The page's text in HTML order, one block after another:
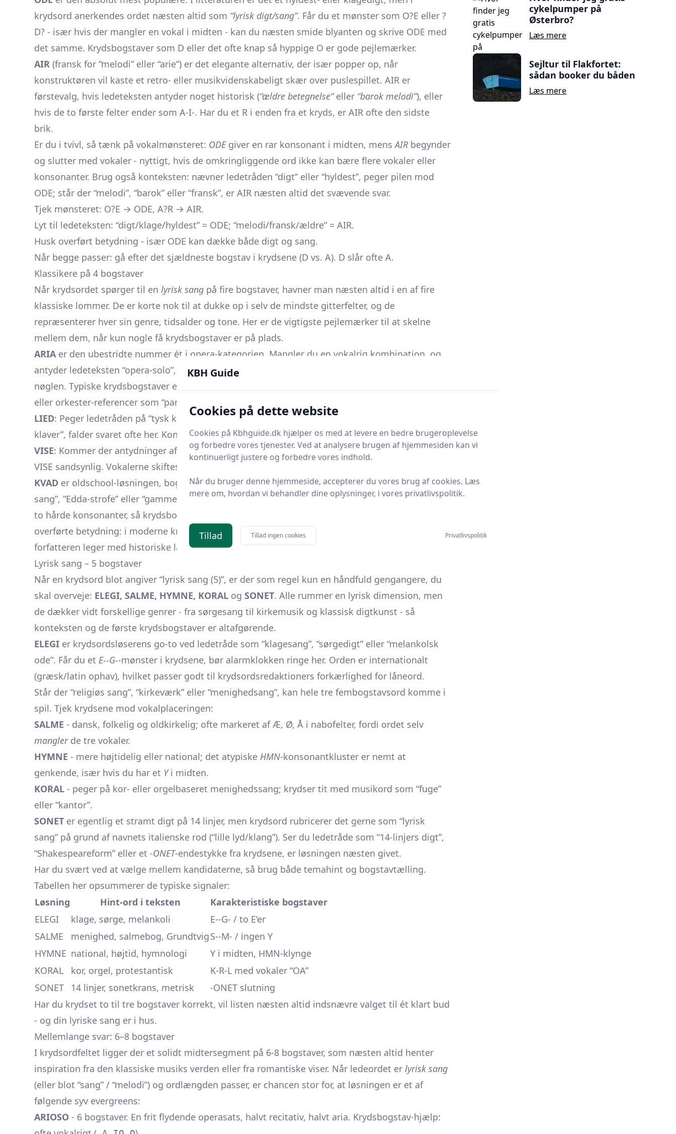
krydsord anerkendes ordet næsten altid som “lyrisk digt/sang”. Får du et mønster som O?E eller ?
D? - især hvis der mangler en vokal i midten - kan du næsten smide blyanten og skrive ODE med
det samme. Krydsbogstaver som D eller det ofte knap så hyppige O er gode pejlemærker.
AIR (fransk for “melodi” eller “arie”) er det elegante alternativ, der især popper op, når
konstruktøren vil kaste et retro- eller musikvidenskabeligt skær over puslespillet. AIR er
førstevalg, hvis ledeteksten antyder noget historisk (“ældre betegnelse”eller “barok melodi”), eller
hvis de to første felter ender som A-I-. Har du et R i enden fra et kryds, er AIR ofte den sidste
brik.
Er du i tvivl, så tænk på vokalmønsteret: ODEgiver en rar konsonant i midten, mensAIRbegynder
og slutter med vokaler - nyttigt, hvis de omkringliggende ord ikke kan bære flere vokaler eller
konsonanter. Brug også konteksten: nævner ledetråden “digt” eller “hyldest”, peger pilen mod
ODE; står der “melodi”, “barok” eller “fransk”, er AIR næsten altid det svævende svar.
Tjek mønsteret: O?E → ODE, A?R → AIR.
Lyt til ledeteksten: “digt/klage/hyldest” = ODE; “melodi/fransk/ældre” = AIR.
Husk overført betydning - især ODE kan dække både digt og sang.
Når begge passer: gå efter det sjældneste bogstav i krydsene (D vs. A). D slår ofte A.
Klassikere på 4 bogstaver
Når krydsordet spørger til en lyrisk sang på fire bogstaver, havner man næsten altid i en af fire
klassiske lommer. De er korte nok til at dukke op i selv de mindste gitterfelter, og de
repræsenterer hver sin genre, tidsalder og tone. Her er de vigtigste pejlemærker til at skelne
mellem dem, når kun nogle få krydsbogstaver er på plads.
ARIAer den ubestridte nummer ét i opera-kategorien. Mangler du en vokalrig kombination, og
antyder ledeteksten “opera-solo”, “Puccini-nummer” eller blot “sangstykke”, er ARIA næsten altid
nøglen. Typiske krydsbogstaver er
eller orkester-referencer som “partitur” og “da capo”.
LIED: Peger ledetråden på “tysk kunstsang”, “Schubert-nummer” eller “romantisk solo med
klaver”, falder svaret ofte her. Konsonant-tunge kombinationer som L-E-Dhjælper.
VISE: Kommer der antydninger af “folkelig sang”, “viser”, “Kim Larsen” eller “gøglerballade”, er
VISE sandsynlig. Vokalerne skiftes mellem I og E, så mønstret
KVAD er oldschool-løsningen, bogstaveligt talt. Optræder spor som “oldnordisk digt”, “skjalde-
sang”, “Edda-strofe” eller “gammel heltehymne”, bør radaren pege mod KVAD. Det korte ord har
to hårde konsonanter, så krydsbogstaver som
overførte betydning: i moderne krydsord kan KVAD bruges om enhver højstemt digtform, når
forfatteren leger med historiske lag.
Lyrisk sang – 5 bogstaver
Når en krydsord blot angiver “lyrisk sang (5)”, er der som regel kun en håndfuld gengangere, du
skal overveje: ELEGI, SALME, HYMNE, KORAL og SONET. Alle rummer en lyrisk dimension, men
de dækker vidt forskellige genrer - fra sørgesang til kirkemusik og klassisk digtkunst - så
konteksten og de første krydsbogstaver er altafgørende.
ELEGI er krydsordsløserens go-to ved ledetråde som “klagesang”, “sørgedigt” eller “melankolsk
ode”. Får du et E--G--mønster i krydsene, bør alarmklokken ringe her. Orden er internationalt
(græsk/latin ophav), hvilket passer godt til krydsordsredaktioners forkærlighed for låneord.
Står der “religiøs sang”, “kirkeværk” eller “menighedsang”, kan hele tre fembogstavsord komme i
spil. Tjek krydsene mod vokalplaceringen:
SALME - dansk, folkelig og oldkirkelig; ofte markeret af Æ, Ø, Å i nabofelter, fordi ordet selv
manglerde tre vokaler.
HYMNE - mere højtidelig eller national; det atypiske HMN-konsonantkluster er nemt at
genkende, især hvis du har et Yi midten.
KORAL - peger på kor- eller orgelbaseret menighedssang; krydser tit med musikord som “fuge”
eller “kantor”.
SONET er egentlig et stramt digt på 14 linjer, men krydsord rubricerer det gerne som “lyrisk
sang” på grund af navnets italienske rod (“lille lyd/klang”). Ser du ledetråde som “14-linjers digt”,
“Shakespeareform” eller et -ONET-endestykke fra krydsene, er løsningen næsten givet.
Har du svært ved at vælge mellem kandidaterne, så brug både temahint og bogstavtælling.
Tabellen her opsummerer de typiske signaler:
Løsning
Hint-ord i teksten
Karakteristiske bogstaver
ELEGI
klage, sørge, melankoli
E--G- / to E’er
SALME
menighed, salmebog, GrundtvigS--M- / ingen Y
HYMNE national, højtid, hymnologi
Y i midten, HMN-klynge
KORAL
kor, orgel, protestantisk
K-R-L med vokaler “OA”
SONET
14 linjer, sonetkrans, metrisk
-ONET slutning
Har du krydset to til tre bogstaver korrekt, vil listen næsten altid indsnævre valget til ét klart bud
- og din lyriske sang er i hus.
Mellemlange svar: 6–8 bogstaver
I krydsordfeltet ligger der et solidt midtersegment på 6-8 bogstaver, som næsten altid henter
inspiration fra den klassiske musiks verden eller fra romantiske viser. Når ledeordet er lyrisk sang
(eller blot “sang” / “melodi”) og ordlængden passer, er chancen stor for, at løsningen er et af
følgende syv evergreens:
ARIOSO - 6 bogstaver. En frit flydende operasats, halvt recitativ, halvt aria. Krydsbogstav-hjælp:
cykelpumper på
Østerbro?
Læs mere
Sejltur til Flakfortet:
sådan booker du båden
Læs mere
KBH Guide
Cookies på dette website
Cookies på Kbhguide.dk hjælper os med at levere en bedre brugeroplevelse
og forbedre vores tjenester. Ved at analysere brugen af hjemmesiden kan vi
kontinuerligt justere og forbedre vores indhold.
Når du bruger denne hjemmeside, accepterer du vores brug af cookies. Læs
mere om, hvordan vi behandler dine oplysninger, i vores privatlivspolitik.
Tillad Tillad ingen cookies Privatlivspolitik